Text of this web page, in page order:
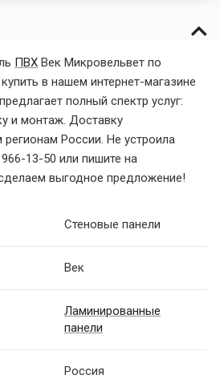
ПВХ Век Микровельвет по
в нашем интернет-магазине
полный спектр услуг:
и монтаж. Доставку
России. Не устроила
13-50 или пишите на
выгодное предложение!
Стеновые панели
Век
Ламинированные
панели
Россия